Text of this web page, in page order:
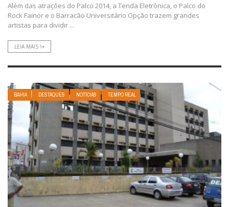
Além das atrações do Palco 2014, a Tenda Eletrônica, o Palco do
Rock Fainor e o Barracão Universitário Opção trazem grandes
artistas para dividir ...
LEIA MAIS \+
BAHIA DESTAQUES NOTÍCIAS TEMPO REAL